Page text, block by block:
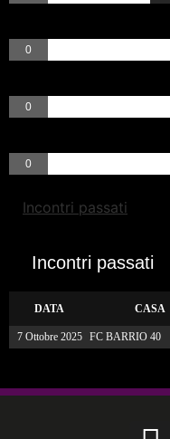
0
0
0
Incontri passati
Incontri passati
DATA CASA
7 Ottobre 2025 FC BARRIO 40